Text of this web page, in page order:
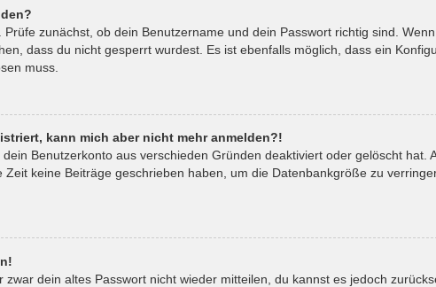
zunächst, ob dein Benutzername und dein Passwort richtig sind.
dass du nicht gesperrt wurdest. Es ist ebenfalls möglich, dass ein
muss.
kann mich aber nicht mehr anmelden?!
Benutzerkonto aus verschieden Gründen deaktiviert oder gelöscht hat.
keine Beiträge geschrieben haben, um die Datenbankgröße zu
zwar dein altes Passwort nicht wieder mitteilen, du kannst es jedoch